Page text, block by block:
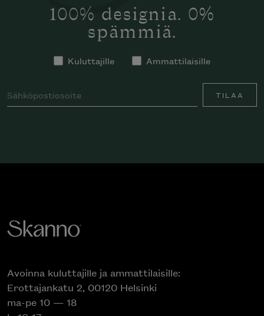
100% designia. 0%
spämmiä.
Kuluttajille Ammattilaisille
TILAA
Avoinna kuluttajille ja ammattilaisille:
Erottajankatu 2, 00120 Helsinki
ma-pe 10 — 18